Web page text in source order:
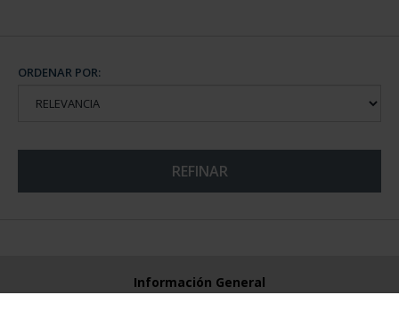
ORDENAR POR:
REFINAR
Información General